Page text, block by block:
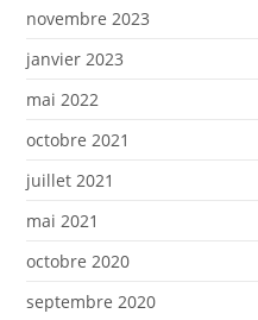
novembre 2023
janvier 2023
mai 2022
octobre 2021
juillet 2021
mai 2021
octobre 2020
septembre 2020